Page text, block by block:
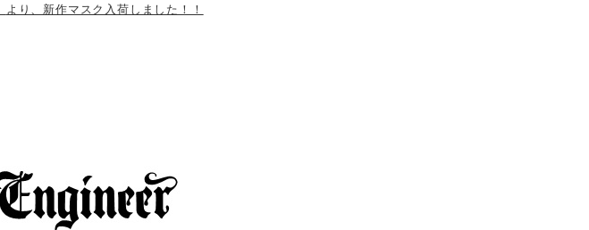
より、新作マスク入荷しました！！